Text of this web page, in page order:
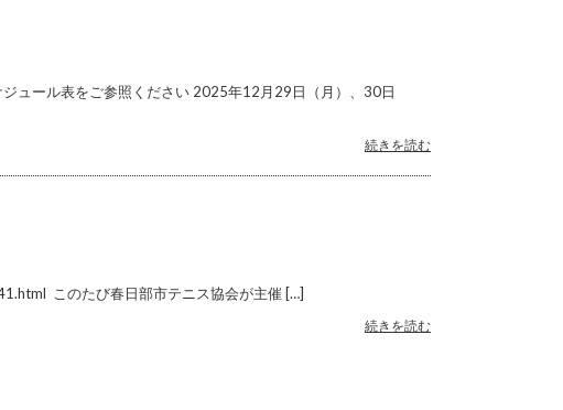
ュール表をご参照ください 2025年12月29日（月）、30日
続きを読む
このたび春日部市テニス協会が主催 […]
続きを読む